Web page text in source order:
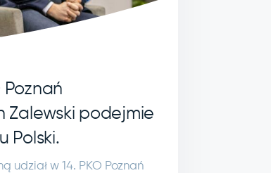
Poznań
Zalewski podejmie
Polski.
udział w 14. PKO Poznań